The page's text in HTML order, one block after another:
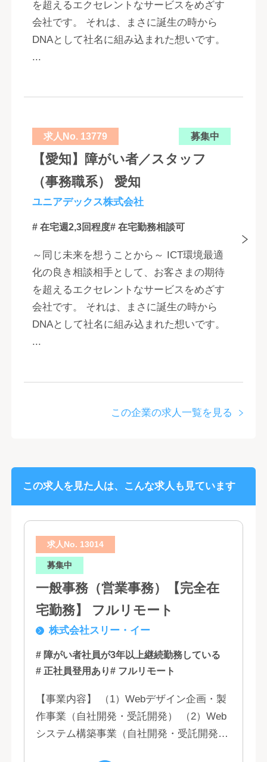
を超えるエクセレントなサービスをめざす
会社です。 それは、まさに誕生の時から
DNAとして社名に組み込まれた想いです。
...
求人No. 13779 募集中
【愛知】障がい者／スタッフ
（事務職系） 愛知
ユニアデックス株式会社
# 在宅週2,3回程度# 在宅勤務相談可
～同じ未来を想うことから～ ICT環境最適
化の良き相談相手として、お客さまの期待
を超えるエクセレントなサービスをめざす
会社です。 それは、まさに誕生の時から
DNAとして社名に組み込まれた想いです。
...
この企業の求人一覧を見る
この求人を見た人は、こんな求人も見ています
求人No. 13014
募集中
一般事務（営業事務）【完全在
宅勤務】 フルリモート
株式会社スリー・イー
# 障がい者社員が3年以上継続勤務している
# 正社員登用あり# フルリモート
【事業内容】 （1）Webデザイン企画・製
作事業（自社開発・受託開発） （2）Web
システム構築事業（自社開発・受託開発）